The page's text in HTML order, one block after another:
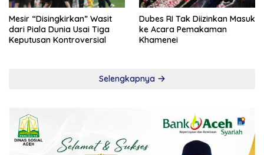
Mesir “Disingkirkan” Wasit
dari Piala Dunia Usai Tiga
Keputusan Kontroversial
Dubes RI Tak Diizinkan Masuk
ke Acara Pemakaman
Khamenei
Selengkapnya